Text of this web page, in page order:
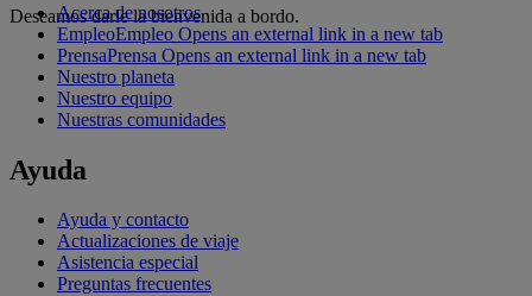
Deseamos darle la bienvenida a bordo.
Acerca de nosotros
EmpleoEmpleo Opens an external link in a new tab
PrensaPrensa Opens an external link in a new tab
Nuestro planeta
Nuestro equipo
Nuestras comunidades
Ayuda
Ayuda y contacto
Actualizaciones de viaje
Asistencia especial
Preguntas frecuentes